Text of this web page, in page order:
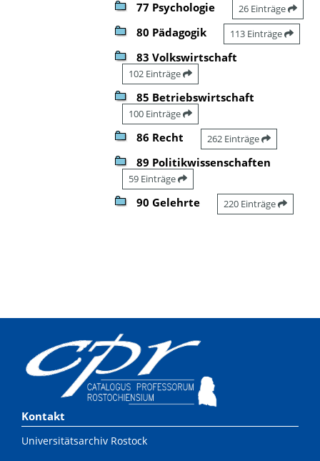
77 Psychologie 26 Einträge
80 Pädagogik 113 Einträge
83 Volkswirtschaft
102 Einträge
85 Betriebswirtschaft
100 Einträge
86 Recht 262 Einträge
89 Politikwissenschaften
59 Einträge
90 Gelehrte 220 Einträge
Kontakt
Universitätsarchiv Rostock